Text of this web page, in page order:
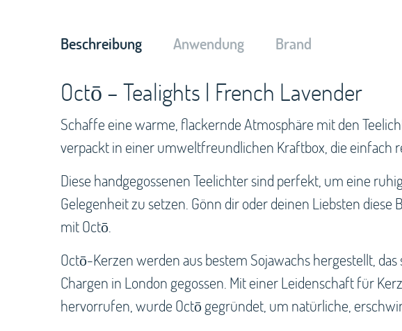
Beschreibung Anwendung Brand
Octō – Tealights | French Lavender
Schaffe eine warme, flackernde Atmosphäre mit den
verpackt in einer umweltfreundlichen Kraftbox, die einfach
Diese handgegossenen Teelichter sind perfekt, um eine
Gelegenheit zu setzen. Gönn dir oder deinen Liebsten
mit Octō.
Octō-Kerzen werden aus bestem Sojawachs hergestellt,
Chargen in London gegossen. Mit einer Leidenschaft für
hervorrufen, wurde Octō gegründet, um natürliche,